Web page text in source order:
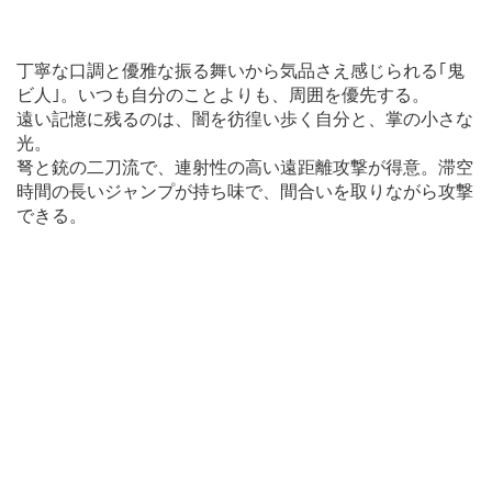
丁寧な口調と優雅な振る舞いから気品さえ感じられる｢鬼
ビ人｣。いつも自分のことよりも、周囲を優先する。
遠い記憶に残るのは、闇を彷徨い歩く自分と、掌の小さな
光。
弩と銃の二刀流で、連射性の高い遠距離攻撃が得意。滞空
時間の長いジャンプが持ち味で、間合いを取りながら攻撃
できる。